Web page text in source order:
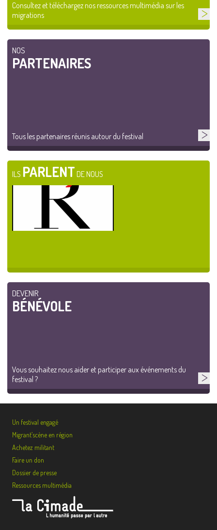
Consultez et téléchargez nos ressources multimédia sur les
migrations
NOS
PARTENAIRES
Tous les partenaires réunis autour du festival
ILS PARLENT DE NOUS
DEVENIR
BÉNÉVOLE
Vous souhaitez nous aider et participer aux événements du
festival ?
Un festival engagé
Migrant’scène en région
Achetez militant
Faire un don
Dossier de presse
Ressources multimédia